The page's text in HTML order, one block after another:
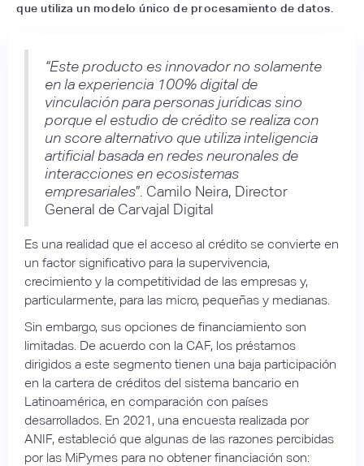
que utiliza un modelo único de procesamiento de datos.
“Este producto es innovador no solamente
en la experiencia 100% digital de
vinculación para personas jurídicas sino
porque el estudio de crédito se realiza con
un score alternativo que utiliza inteligencia
artificial basada en redes neuronales de
interacciones en ecosistemas
empresariales”. Camilo Neira, Director
General de Carvajal Digital
Es una realidad que el acceso al crédito se convierte en
un factor significativo para la supervivencia,
crecimiento y la competitividad de las empresas y,
particularmente, para las micro, pequeñas y medianas.
Sin embargo, sus opciones de financiamiento son
limitadas. De acuerdo con la CAF, los préstamos
dirigidos a este segmento tienen una baja participación
en la cartera de créditos del sistema bancario en
Latinoamérica, en comparación con países
desarrollados. En 2021, una encuesta realizada por
ANIF, estableció que algunas de las razones percibidas
por las MiPymes para no obtener financiación son: